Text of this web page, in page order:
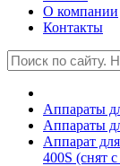
О компании
Контакты
Аппараты
Аппараты
Аппарат
400S (снят